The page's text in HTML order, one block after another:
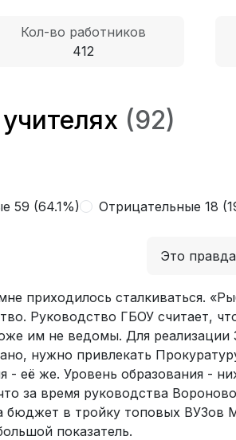
Кол-во работников
412
(92)
59 (64.1%) Отрицательные 18
Это правда
приходилось сталкиваться.
Руководство ГБОУ считает,
им не ведомы. Для
нужно привлекать
- её же. Уровень образования -
за время руководства
бюджет в тройку топовых
показатель.